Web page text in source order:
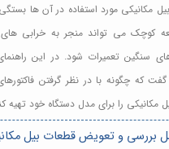
مکانیکی مورد استفاده در آن ها
کوچک می تواند منجر به خرابی های
سنگین تعمیرات شود. در این
که چگونه با در نظر گرفتن
مکانیکی را برای مدل دستگاه خود
بررسی و تعویض قطعات بیل